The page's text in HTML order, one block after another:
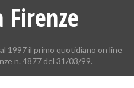
Firenze
1997 il primo quotidiano on line
n. 4877 del 31/03/99.